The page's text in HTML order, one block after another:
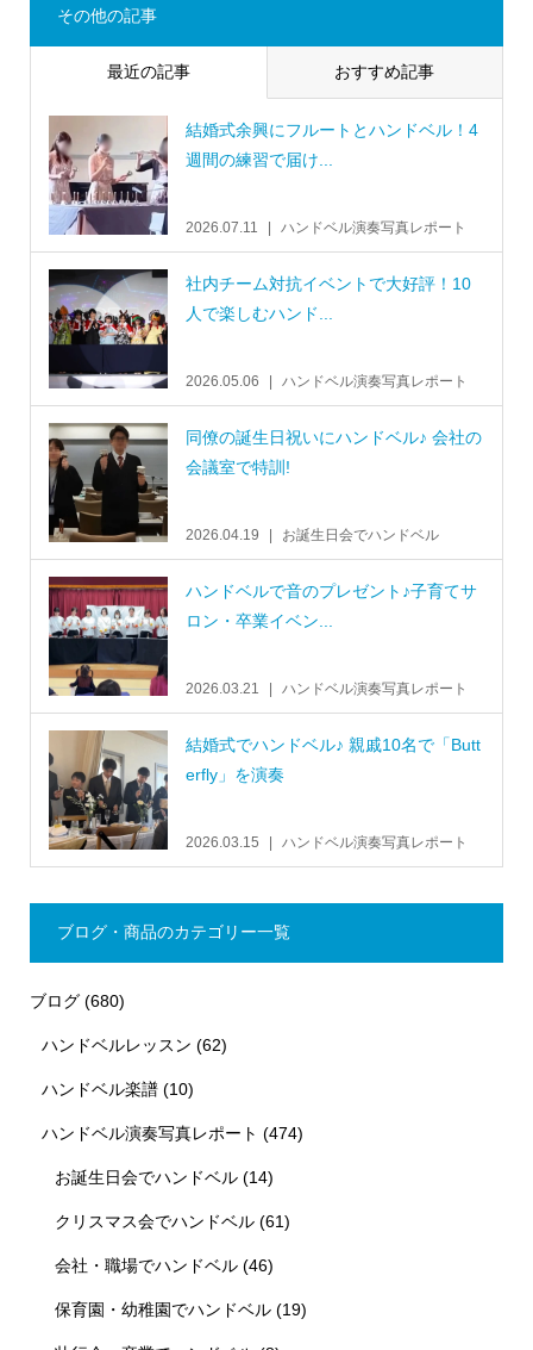
その他の記事
最近の記事 おすすめ記事
結婚式余興にフルートとハンドベル！4
週間の練習で届け...
2026.07.11 ハンドベル演奏写真レポート
社内チーム対抗イベントで大好評！10
人で楽しむハンド...
2026.05.06 ハンドベル演奏写真レポート
同僚の誕生日祝いにハンドベル♪ 会社の
会議室で特訓!
2026.04.19 お誕生日会でハンドベル
ハンドベルで音のプレゼント♪子育てサ
ロン・卒業イベン...
2026.03.21 ハンドベル演奏写真レポート
結婚式でハンドベル♪ 親戚10名で「Butt
erfly」を演奏
2026.03.15 ハンドベル演奏写真レポート
ブログ・商品のカテゴリー一覧
ブログ(680)
ハンドベルレッスン (62)
ハンドベル楽譜 (10)
ハンドベル演奏写真レポート (474)
お誕生日会でハンドベル(14)
クリスマス会でハンドベル(61)
会社・職場でハンドベル(46)
保育園・幼稚園でハンドベル(19)